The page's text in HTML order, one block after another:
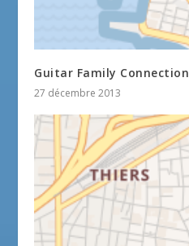
Guitar Family Connection
27 décembre 2013